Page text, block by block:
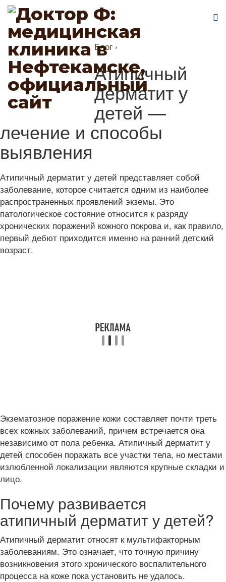
Блог ›
Атипичный
дерматит у
детей —
лечение и способы
выявления
Атипичный дерматит у детей представляет собой
заболевание, которое считается одним из наиболее
распространенных проявлений экземы. Это
патологическое состояние относится к разряду
хронических поражений кожного покрова и, как правило,
первый дебют приходится именно на ранний детский
возраст.
Экзематозное поражение кожи составляет почти треть
всех кожных заболеваний, причем встречается она
независимо от пола ребенка. Атипичный дерматит у
детей способен поражать все участки тела, но местами
излюбленной локализации являются крупные складки и
лицо.
Почему развивается
атипичный дерматит у детей?
Атипичный дерматит относят к мультифакторным
заболеваниям. Это означает, что точную причину
возникновения этого хронического воспалительного
процесса на коже пока установить не удалось.